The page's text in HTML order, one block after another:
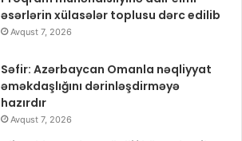
əsərlərin xülasələr toplusu dərc edilib
Avqust 7, 2026
Səfir: Azərbaycan Omanla nəqliyyat
əməkdaşlığını dərinləşdirməyə
hazırdır
Avqust 7, 2026